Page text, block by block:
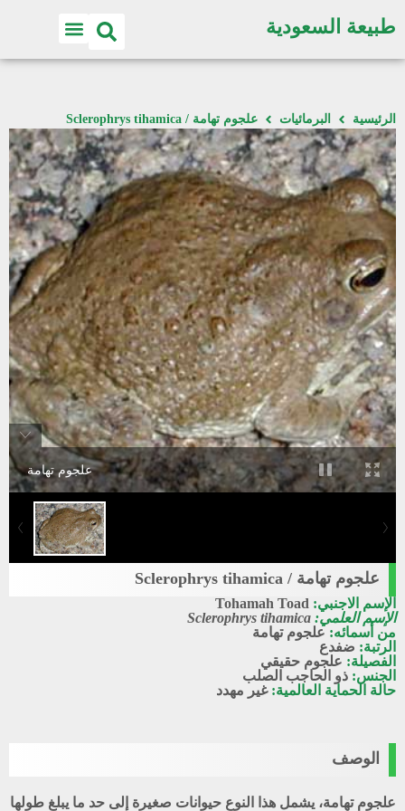
طبيعة السعودية
الرئيسية البرمائيات علجوم تهامة / Sclerophrys tihamica
علجوم تهامة
علجوم تهامة / Sclerophrys tihamica
الإسم الاجنبي: Tohamah Toad
الإسم العلمي: Sclerophrys tihamica
من أسمائه: علجوم تهامة
الرتبة: ضفدع
الفصيلة: علجوم حقيقي
الجنس: ذو الحاجب الصلب
حالة الحماية العالمية:غير مهدد
الوصف
علجوم تهامة، يشمل هذا النوع حيوانات صغيرة إلى حد ما يبلغ طولها